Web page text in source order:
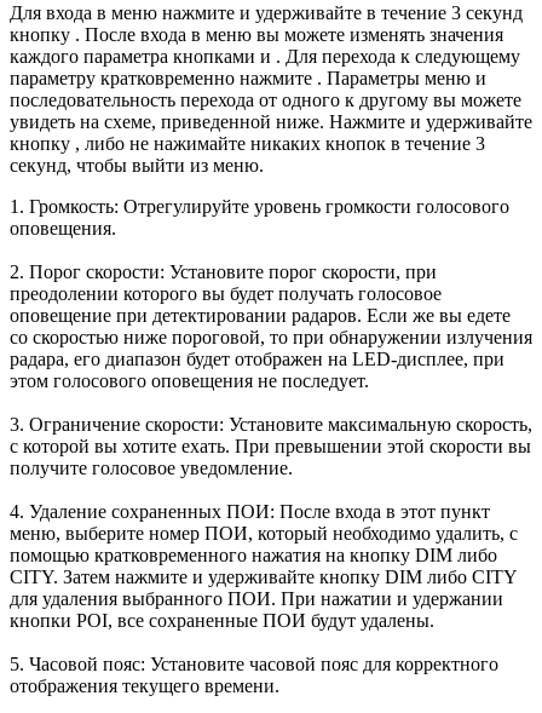
Для входа в меню нажмите и удерживайте в течение 3 секунд
кнопку . После входа в меню вы можете изменять значения
каждого параметра кнопками и . Для перехода к следующему
параметру кратковременно нажмите . Параметры меню и
последовательность перехода от одного к другому вы можете
увидеть на схеме, приведенной ниже. Нажмите и удерживайте
кнопку , либо не нажимайте никаких кнопок в течение 3
секунд, чтобы выйти из меню.
1. Громкость: Отрегулируйте уровень громкости голосового
оповещения.
2. Порог скорости: Установите порог скорости, при
преодолении которого вы будет получать голосовое
оповещение при детектировании радаров. Если же вы едете
со скоростью ниже пороговой, то при обнаружении излучения
радара, его диапазон будет отображен на LED-дисплее, при
этом голосового оповещения не последует.
3. Ограничение скорости: Установите максимальную скорость,
с которой вы хотите ехать. При превышении этой скорости вы
получите голосовое уведомление.
4. Удаление сохраненных ПОИ: После входа в этот пункт
меню, выберите номер ПОИ, который необходимо удалить, с
помощью кратковременного нажатия на кнопку DIM либо
CITY. Затем нажмите и удерживайте кнопку DIM либо CITY
для удаления выбранного ПОИ. При нажатии и удержании
кнопки POI, все сохраненные ПОИ будут удалены.
5. Часовой пояс: Установите часовой пояс для корректного
отображения текущего времени.